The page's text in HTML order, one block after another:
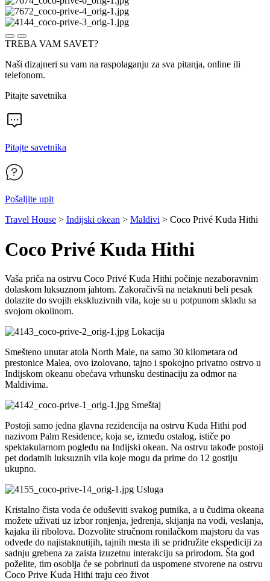
TREBA VAM SAVET?
Naši dizajneri su vam na raspolaganju za sva pitanja, online ili
telefonom.
Pitajte savetnika
Pitajte savetnika
Pošaljite upit
Travel House > Indijski okean > Maldivi > Coco Privé Kuda Hithi
Coco Privé Kuda Hithi
Vaša priča na ostrvu Coco Privé Kuda Hithi počinje nezaboravnim
dolaskom luksuznom jahtom. Zakoračivši na netaknuti beli pesak
dolazite do svojih ekskluzivnih vila, koje su u potpunom skladu sa
svojom okolinom.
Lokacija
Smešteno unutar atola North Male, na samo 30 kilometara od
prestonice Malea, ovo izolovano, tajno i spokojno privatno ostrvo u
Indijskom okeanu obećava vrhunsku destinaciju za odmor na
Maldivima.
Smeštaj
Postoji samo jedna glavna rezidencija na ostrvu Kuda Hithi pod
nazivom Palm Residence, koja se, između ostalog, ističe po
spektakularnom pogledu na Indijski okean. Na ostrvu takođe postoji
pet dodatnih luksuznih vila koje mogu da prime do 12 gostiju
ukupno.
Usluga
Kristalno čista voda će oduševiti svakog putnika, a u čudima okeana
možete uživati uz izbor ronjenja, jedrenja, skijanja na vodi, veslanja,
kajaka ili ribolova. Dozvolite stručnom ronilačkom majstoru da vas
odvede do najistaknutijih, tajnih mesta ili se pridružite ekspediciji za
sadnju grebena za zaista izuzetnu interakciju sa prirodom. Šta god
poželite, tim osoblja će se pobrinuti da uspomene stvorene na ostrvu
Coco Prive Kuda Hithi traju ceo život